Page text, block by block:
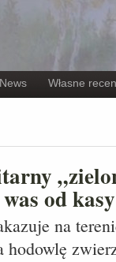
News Własne
od
na